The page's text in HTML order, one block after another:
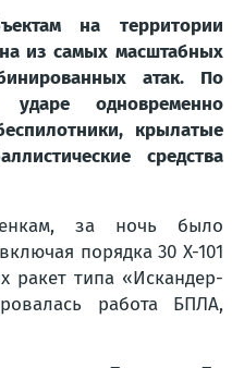
на территории
из самых масштабных
атак. По
одновременно
крылатые
средства
за ночь было
порядка 30 Х-101
ракет типа «Искандер-
работа БПЛА,